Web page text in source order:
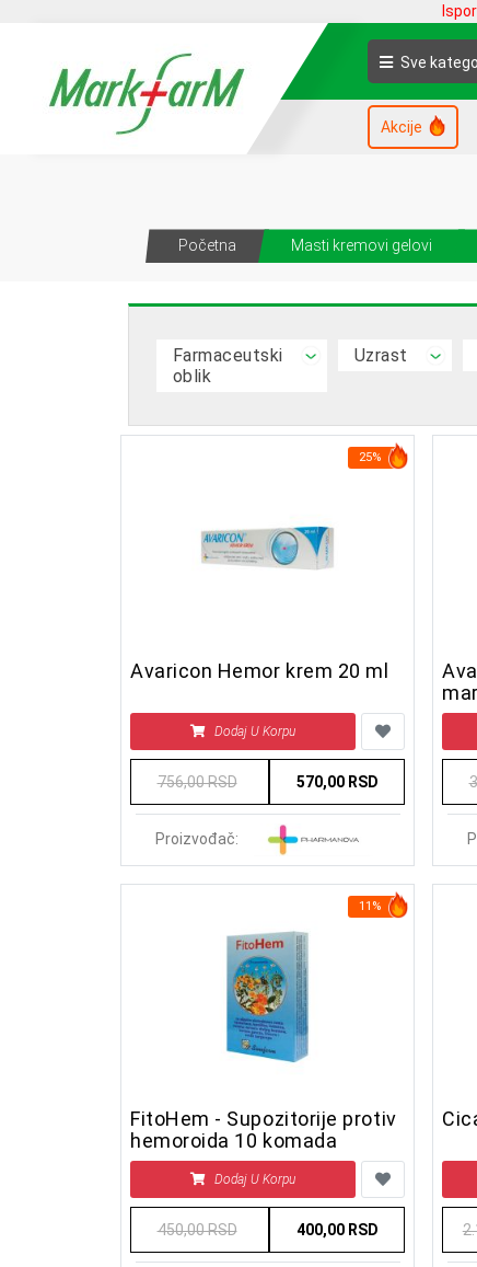
Sve
Akcije
Početna Masti kremovi gelovi
Farmaceutski
oblik
Uzrast
25%
Avaricon Hemor krem 20 ml
Dodaj U Korpu
756,00 RSD 570,00 RSD
Proizvođač:
11%
FitoHem - Supozitorije protiv
hemoroida 10 komada
Dodaj U Korpu
450,00 RSD 400,00 RSD